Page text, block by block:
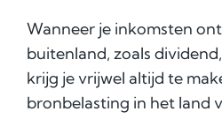
Wanneer je inkomsten
buitenland, zoals
krijg je vrijwel altijd te
bronbelasting in het land